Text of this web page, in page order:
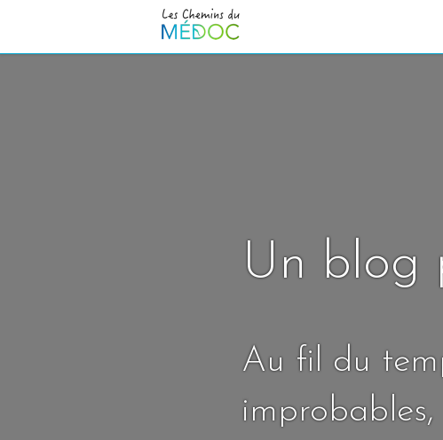
Un blog
Au fil du
improbables,